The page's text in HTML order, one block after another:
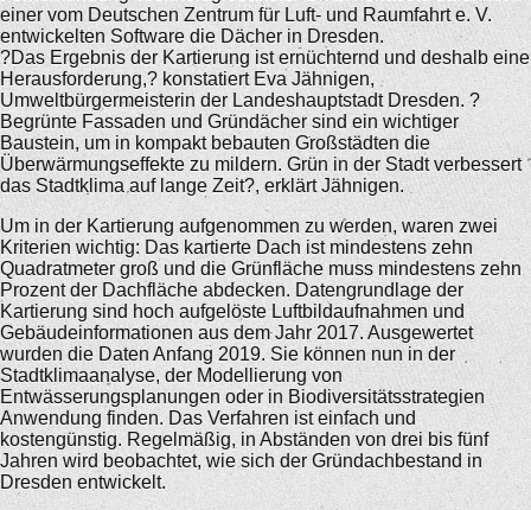
einer vom Deutschen Zentrum für Luft- und Raumfahrt e. V.
entwickelten Software die Dächer in Dresden.
?Das Ergebnis der Kartierung ist ernüchternd und deshalb eine
Herausforderung,? konstatiert Eva Jähnigen,
Umweltbürgermeisterin der Landeshauptstadt Dresden. ?
Begrünte Fassaden und Gründächer sind ein wichtiger
Baustein, um in kompakt bebauten Großstädten die
Überwärmungseffekte zu mildern. Grün in der Stadt verbessert
das Stadtklima auf lange Zeit?, erklärt Jähnigen.
Um in der Kartierung aufgenommen zu werden, waren zwei
Kriterien wichtig: Das kartierte Dach ist mindestens zehn
Quadratmeter groß und die Grünfläche muss mindestens zehn
Prozent der Dachfläche abdecken. Datengrundlage der
Kartierung sind hoch aufgelöste Luftbildaufnahmen und
Gebäudeinformationen aus dem Jahr 2017. Ausgewertet
wurden die Daten Anfang 2019. Sie können nun in der
Stadtklimaanalyse, der Modellierung von
Entwässerungsplanungen oder in Biodiversitätsstrategien
Anwendung finden. Das Verfahren ist einfach und
kostengünstig. Regelmäßig, in Abständen von drei bis fünf
Jahren wird beobachtet, wie sich der Gründachbestand in
Dresden entwickelt.